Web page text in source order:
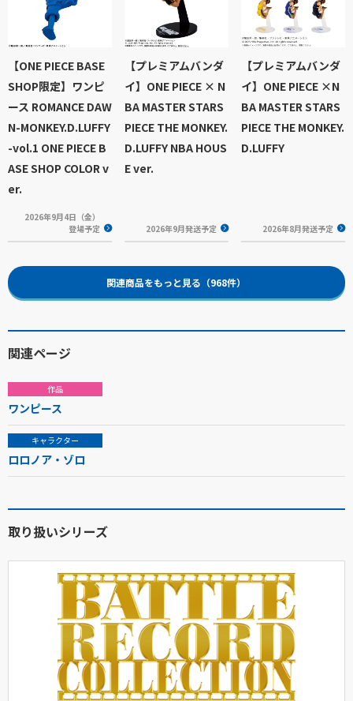
【ONE PIECE BASE
SHOP限定】ワンピ
ース ROMANCE DAW
N-MONKEY.D.LUFFY
-vol.1 ONE PIECE B
ASE SHOP COLOR v
er.
2026年9月4日（金）
登場予定
【プレミアムバンダ
イ】ONE PIECE × N
BA MASTER STARS
PIECE THE MONKEY.
D.LUFFY NBA HOUS
E ver.
2026年9月発送予定
【プレミアムバンダ
イ】ONE PIECE ×N
BA MASTER STARS
PIECE THE MONKEY.
D.LUFFY
2026年8月発送予定
関連商品をもっと見る（968件）
関連ページ
作品
ワンピース
キャラクター
ロロノア・ゾロ
取り扱いシリーズ